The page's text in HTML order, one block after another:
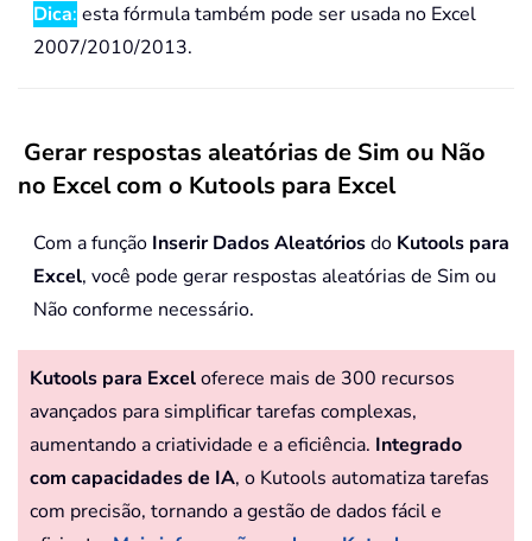
Dica: esta fórmula também pode ser usada no Excel
2007/2010/2013.
Gerar respostas aleatórias de Sim ou Não
no Excel com o Kutools para Excel
Com a função Inserir Dados Aleatóriosdo Kutools para
Excel, você pode gerar respostas aleatórias de Sim ou
Não conforme necessário.
Kutools para Exceloferece mais de 300 recursos
avançados para simplificar tarefas complexas,
aumentando a criatividade e a eficiência. Integrado
com capacidades de IA, o Kutools automatiza tarefas
com precisão, tornando a gestão de dados fácil e